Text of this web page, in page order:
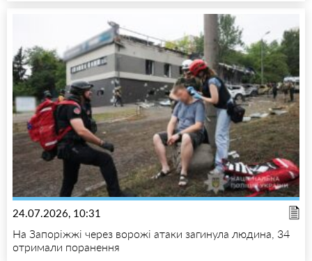
24.07.2026, 10:31
На Запоріжжі через ворожі атаки загинула людина, 34
отримали поранення